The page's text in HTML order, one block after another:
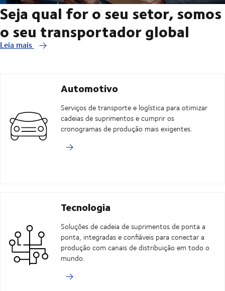
Seja qual for o seu setor, somos
o seu transportador global
Leia mais
Automotivo
Serviços de transporte e logística para otimizar
cadeias de suprimentos e cumprir os
cronogramas de produção mais exigentes.
Tecnologia
Soluções de cadeia de suprimentos de ponta a
ponta, integradas e confiáveis para conectar a
produção com canais de distribuição em todo o
mundo.